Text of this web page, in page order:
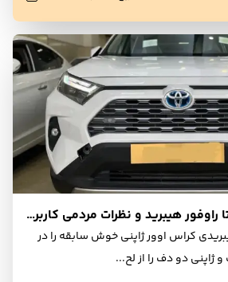
بررسی اجمالی تویوتا راوفور هیبرید و نظرات مردمی کاربران و مالکان
راوفور ۲۰۲۴ هیبریدی کراس اوور ژاپنی خوش سابقه را در
دو دف را از لح...